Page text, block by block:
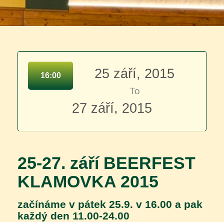
16:00 25 září, 2015
To
27 září, 2015
25-27. září BEERFEST
KLAMOVKA 2015
začínáme v pátek 25.9. v 16.00 a pak
každý den 11.00-24.00